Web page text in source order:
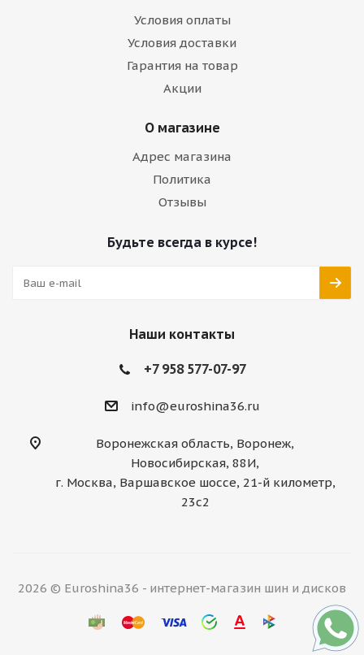
Условия оплаты
Условия доставки
Гарантия на товар
Акции
О магазине
Адрес магазина
Политика
Отзывы
Будьте всегда в курсе!
Наши контакты
+7 958 577-07-97
info@euroshina36.ru
Воронежская область, Воронеж,
Новосибирская, 88И,
г. Москва, Варшавское шоссе, 21-й километр,
23с2
2026 © Euroshina36 - интернет-магазин шин и дисков